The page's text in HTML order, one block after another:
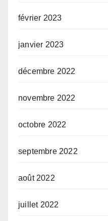
février 2023
janvier 2023
décembre 2022
novembre 2022
octobre 2022
septembre 2022
août 2022
juillet 2022